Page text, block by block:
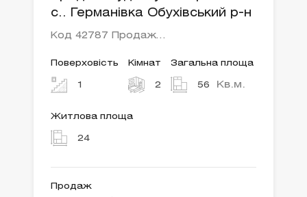
с.. Германівка Обухівський р-н
Код 42787 Продаж…
Поверховість
1
Кімнат
2
Загальна площа
56 Кв.м.
Житлова площа
24
Продаж